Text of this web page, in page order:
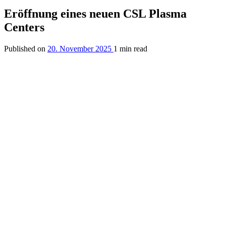
Eröffnung eines neuen CSL Plasma
Centers
Published on 20. November 2025 1 min read